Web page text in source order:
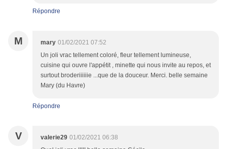
Répondre
M mary 01/02/2021 07:52
Un joli vrac tellement coloré, fleur tellement lumineuse,
cuisine qui ouvre l'appétit , minette qui nous invite au repos, et
surtout broderiiiiiie ...que de la douceur. Merci. belle semaine
Mary (du Havre)
Répondre
V valerie29 01/02/2021 06:38